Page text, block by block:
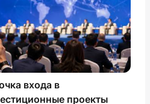
входа в
проекты